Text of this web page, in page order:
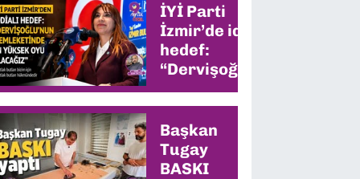
İYİ Parti
İzmir’de iddialı
hedef:
“Dervişoğlu’nun
memleketinde
en yüksek oyu
alacağız”
Başkan
Tugay
BASKI